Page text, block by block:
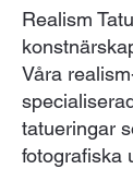
Realism
Våra
tatueringar
fotografiska